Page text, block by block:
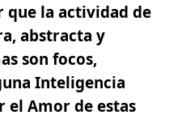
que la actividad de
abstracta y
son focos,
Inteligencia
el Amor de estas